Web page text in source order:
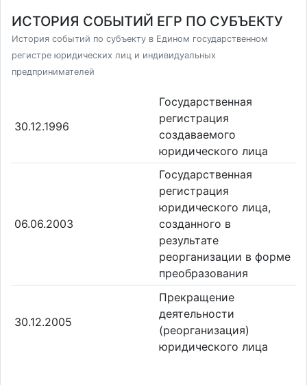
ИСТОРИЯ СОБЫТИЙ ЕГР ПО СУБЪЕКТУ
История событий по субъекту в Едином государственном
регистре юридических лиц и индивидуальных
предпринимателей
30.12.1996
Государственная
регистрация
создаваемого
юридического лица
06.06.2003
Государственная
регистрация
юридического лица,
созданного в
результате
реорганизации в форме
преобразования
30.12.2005
Прекращение
деятельности
(реорганизация)
юридического лица